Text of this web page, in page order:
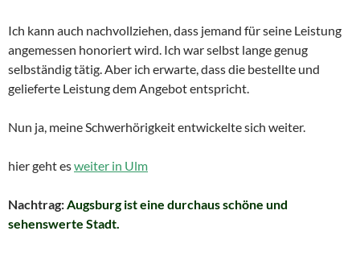
Ich kann auch nachvollziehen, dass jemand für seine Leistung
angemessen honoriert wird. Ich war selbst lange genug
selbständig tätig. Aber ich erwarte, dass die bestellte und
gelieferte Leistung dem Angebot entspricht.
Nun ja, meine Schwerhörigkeit entwickelte sich weiter.
hier geht esweiter in Ulm
Nachtrag:Augsburg ist eine durchaus schöne und
sehenswerte Stadt.